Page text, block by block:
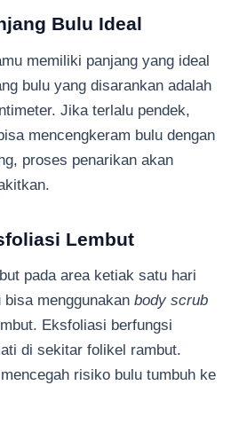
Bulu Ideal
memiliki panjang yang ideal
bulu yang disarankan adalah
Jika terlalu pendek,
mencengkeram bulu dengan
proses penarikan akan
Lembut
pada area ketiak satu hari
menggunakan body scrub
Eksfoliasi berfungsi
di sekitar folikel rambut.
risiko bulu tumbuh ke